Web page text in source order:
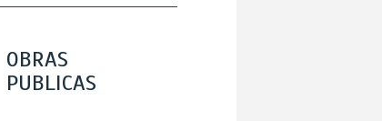
OBRAS
PUBLICAS